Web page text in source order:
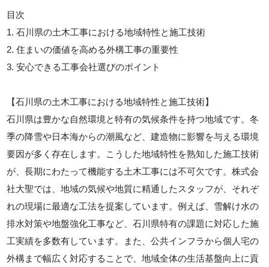
目次
1. 石川県の土木工事における地域特性と施工技術
2. 住まいの価値を高める外構工事の重要性
3. 安心できる工事会社選びのポイント
【石川県の土木工事における地域特性と施工技術】
石川県は豊かな自然環境と特有の気候条件を持つ地域です。冬
季の降雪や日本海からの潮風など、建造物に影響を与える環境
要因が多く存在します。こうした地域特性を熟知した施工技術
が、長期にわたって機能する土木工事には不可欠です。株式会
社大聖では、地域の気候や地質に精通したスタッフが、それぞ
れの現場に最適な工法を提案しています。例えば、雪解け水の
排水対策や地盤強化工事など、石川県特有の課題に対応した施
工実績を多数有しています。また、公共インフラから個人宅の
外構まで幅広く対応することで、地域全体の生活基盤向上に貢